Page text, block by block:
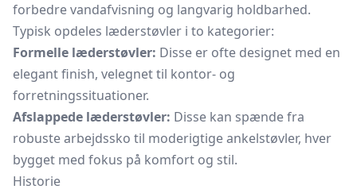
forbedre vandafvisning og langvarig holdbarhed.
Typisk opdeles læderstøvler i to kategorier:
Formelle læderstøvler: Disse er ofte designet med en
elegant finish, velegnet til kontor- og
forretningssituationer.
Afslappede læderstøvler: Disse kan spænde fra
robuste arbejdssko til moderigtige ankelstøvler, hver
bygget med fokus på komfort og stil.
Historie